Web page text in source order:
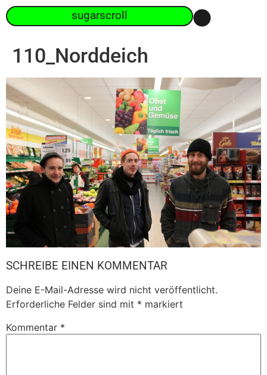
sugarscroll
110_Norddeich
SCHREIBE EINEN KOMMENTAR
Deine E-Mail-Adresse wird nicht veröffentlicht.
Erforderliche Felder sind mit * markiert
Kommentar *